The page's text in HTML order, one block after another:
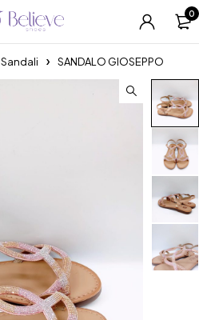
0
Sandali SANDALO GIOSEPPO